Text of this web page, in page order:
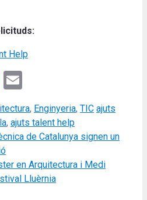
Help
WhatsApp
, Enginyeria, TIC Tags
ajuts
, ajuts talent help
de Catalunya signen un
en Arquitectura i Medi
Lluèrnia